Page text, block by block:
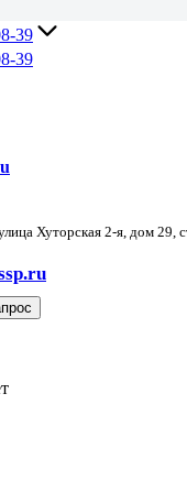
39
39
Хуторская 2-я, дом 29,